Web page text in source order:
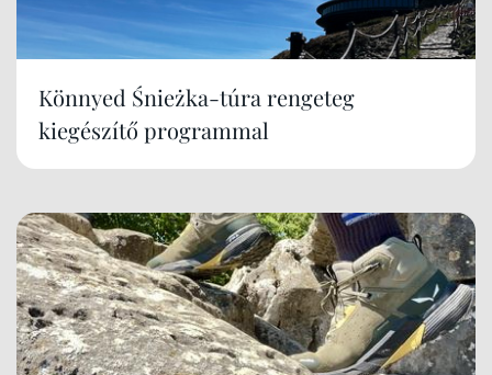
Könnyed Śnieżka-túra rengeteg
kiegészítő programmal